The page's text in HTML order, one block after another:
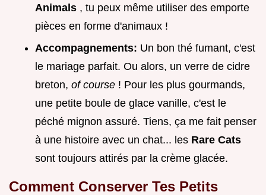
Animals , tu peux même utiliser des emporte
pièces en forme d'animaux !
Accompagnements: Un bon thé fumant, c'est
le mariage parfait. Ou alors, un verre de cidre
breton, of course ! Pour les plus gourmands,
une petite boule de glace vanille, c'est le
péché mignon assuré. Tiens, ça me fait penser
à une histoire avec un chat... les Rare Cats
sont toujours attirés par la crème glacée.
Comment Conserver Tes Petits